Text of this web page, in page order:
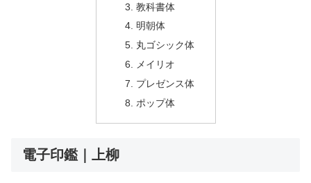
教科書体
明朝体
丸ゴシック体
メイリオ
プレゼンス体
ポップ体
電子印鑑｜上柳